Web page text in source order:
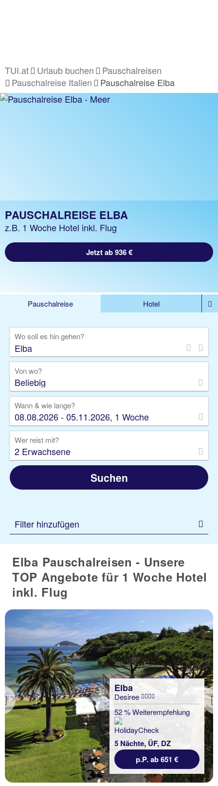
TUI.at Urlaub buchen
Pauschalreisen
Pauschalreise Italien
Pauschalreise Elba
PAUSCHALREISE ELBA
z.B. 1 Woche Hotel inkl. Flug
Jetzt ab 936 €
Pauschalreise
Hotel
Rundreise
Kreuzfahrt
Gruppenreise
Camper Privattransfer
Wo soll es hin gehen?
Von wo?
Beliebig
Wann & wie lange?
08.08.2026 - 05.11.2026, 1 Woche
Wer reist mit?
2 Erwachsene
Suchen
Filter hinzufügen
Elba Pauschalreisen - Unsere
TOP Angebote für 1 Woche Hotel
inkl. Flug
Previous
Elba
Desiree
52 % Weiterempfehlung
5 Nächte, ÜF, DZ
p.P. ab 651 €